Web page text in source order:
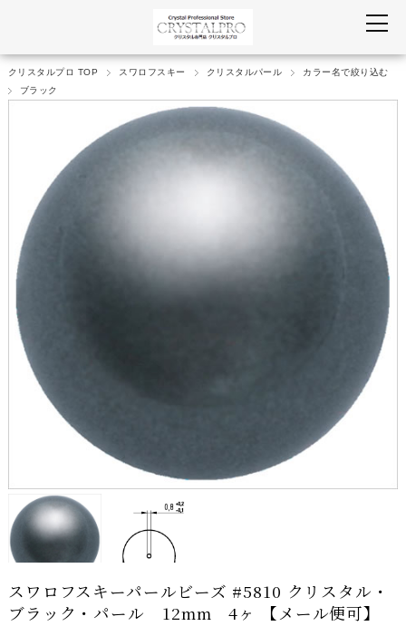
クリスタルプロ TOP スワロフスキー クリスタルパール
カラー名で絞り込む
ブラック
スワロフスキーパールビーズ #5810 クリスタル・
ブラック・パール 12mm 4ヶ 【メール便可】